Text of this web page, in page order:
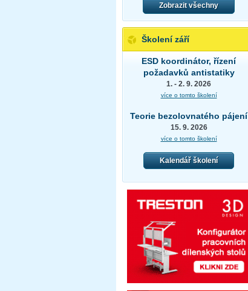
Zobrazit všechny
Školení září
ESD koordinátor, řízení
požadavků antistatiky
1. - 2. 9. 2026
více o tomto školení
Teorie bezolovnatého pájení
15. 9. 2026
více o tomto školení
Kalendář školení